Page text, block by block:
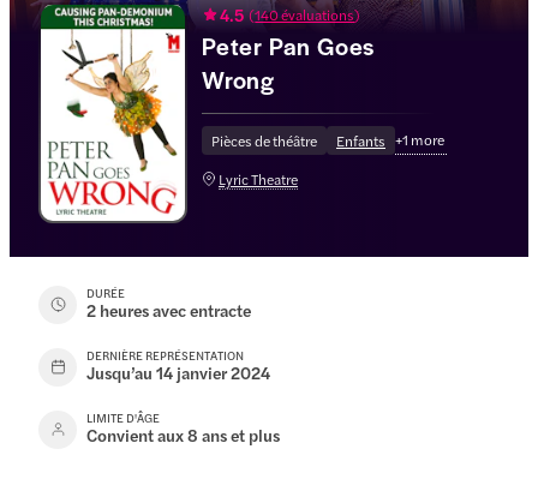
4.5 (140 évaluations)
Peter Pan Goes
Wrong
Pièces de théâtre Enfants +1 more
Lyric Theatre
DURÉE
2 heures avec entracte
DERNIÈRE REPRÉSENTATION
Jusqu’au 14 janvier 2024
LIMITE D'ÂGE
Convient aux 8 ans et plus